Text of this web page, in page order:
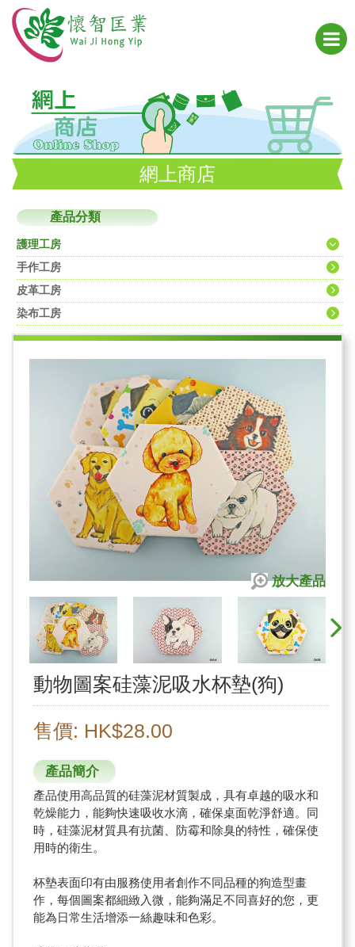
網上商店
產品分類
護理工房
手作工房
皮革工房
染布工房
放大產品
動物圖案硅藻泥吸水杯墊(狗)
售價: HK$28.00
產品簡介
產品使用高品質的硅藻泥材質製成，具有卓越的吸水和
乾燥能力，能夠快速吸收水滴，確保桌面乾淨舒適。同
時，硅藻泥材質具有抗菌、防霉和除臭的特性，確保使
用時的衛生。
杯墊表面印有由服務使用者創作不同品種的狗造型畫
作，每個圖案都細緻入微，能夠滿足不同喜好的您，更
能為日常生活增添一絲趣味和色彩。